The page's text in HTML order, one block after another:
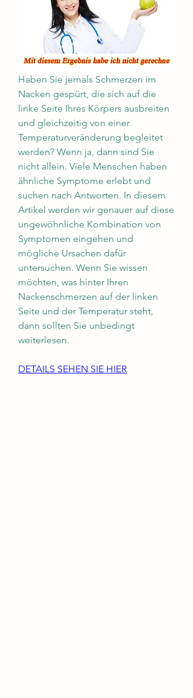
Haben Sie jemals Schmerzen im
Nacken gespürt, die sich auf die
linke Seite Ihres Körpers ausbreiten
und gleichzeitig von einer
Temperaturveränderung begleitet
werden? Wenn ja, dann sind Sie
nicht allein. Viele Menschen haben
ähnliche Symptome erlebt und
suchen nach Antworten. In diesem
Artikel werden wir genauer auf diese
ungewöhnliche Kombination von
Symptomen eingehen und
mögliche Ursachen dafür
untersuchen. Wenn Sie wissen
möchten, was hinter Ihren
Nackenschmerzen auf der linken
Seite und der Temperatur steht,
dann sollten Sie unbedingt
weiterlesen.
DETAILS SEHEN SIE HIER